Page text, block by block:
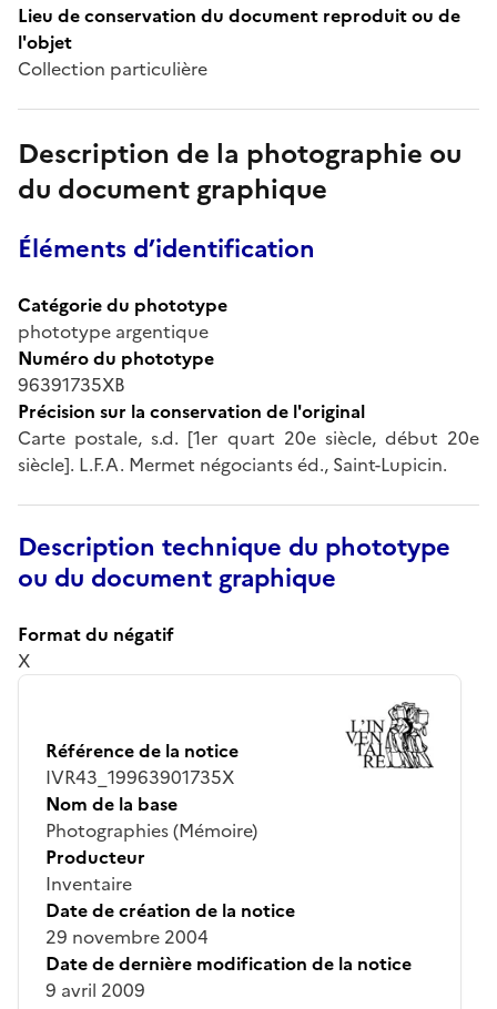
Lieu de conservation du document reproduit ou de
l'objet
Collection particulière
Description de la photographie ou
du document graphique
Éléments d’identification
Catégorie du phototype
phototype argentique
Numéro du phototype
96391735XB
Précision sur la conservation de l'original
Carte postale, s.d. [1er quart 20e siècle, début 20e
siècle]. L.F.A. Mermet négociants éd., Saint-Lupicin.
Description technique du phototype
ou du document graphique
Format du négatif
X
Référence de la notice
IVR43_19963901735X
Nom de la base
Photographies (Mémoire)
Producteur
Inventaire
Date de création de la notice
29 novembre 2004
Date de dernière modification de la notice
9 avril 2009